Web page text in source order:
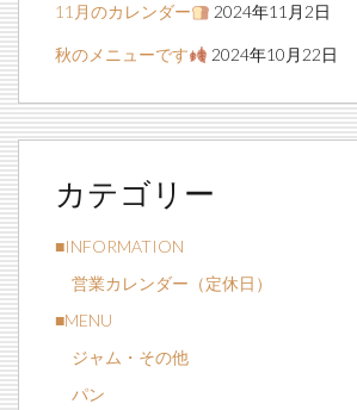
11月のカレンダー 2024年11月2日
秋のメニューです 2024年10月22日
カテゴリー
■INFORMATION
営業カレンダー（定休日）
■MENU
ジャム・その他
パン